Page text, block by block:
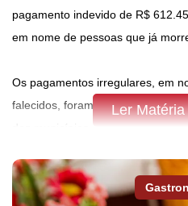
pagamento indevido de R$
em nome de pessoas que já
Os pagamentos irregulares, em
falecidos, foram identificados nas
dez municípios.
novembro do ano passado e foi
parceria com o Tribunal de Contas
Ler